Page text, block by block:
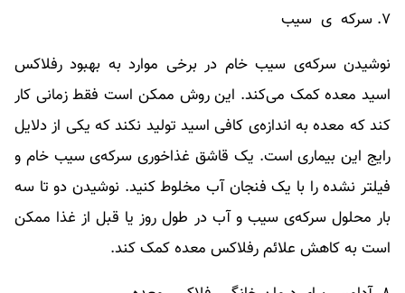
۷. سرکه ‌ ی سیب
نوشیدن سرکه‌ی سیب خام در برخی موارد به بهبود رفلاکس
اسید معده کمک می‌کند. این روش ممکن است فقط زمانی کار
کند که معده به اندازه‌ی کافی اسید تولید نکند که یکی از دلایل
رایج این بیماری است. یک قاشق غذاخوری سرکه‌ی سیب خام و
فیلتر نشده را با یک فنجان آب مخلوط کنید. نوشیدن دو تا سه
بار محلول سرکه‌ی سیب و آب در طول روز یا قبل از غذا ممکن
است به کاهش علائم رفلاکس معده کمک کند.